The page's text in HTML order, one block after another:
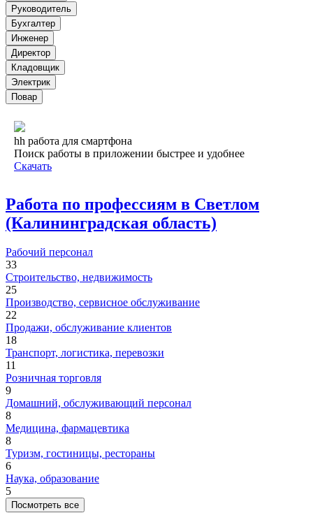
Руководитель
Бухгалтер
Инженер
Директор
Кладовщик
Электрик
Повар
hh работа для смартфона
Поиск работы в приложении быстрее и удобнее
Скачать
Работа по профессиям в Светлом
(Калининградская область)
Рабочий персонал
33
Строительство, недвижимость
25
Производство, сервисное обслуживание
22
Продажи, обслуживание клиентов
18
Транспорт, логистика, перевозки
11
Розничная торговля
9
Домашний, обслуживающий персонал
8
Медицина, фармацевтика
8
Туризм, гостиницы, рестораны
6
Наука, образование
5
Посмотреть все